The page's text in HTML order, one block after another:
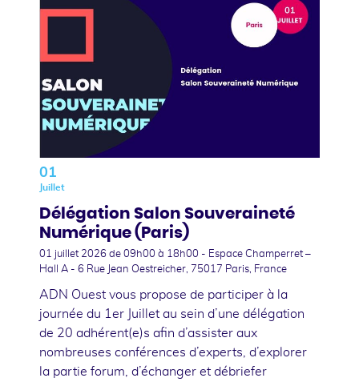
01
Juillet
Délégation Salon Souveraineté
Numérique (Paris)
01 juillet 2026 de 09h00 à 18h00 - Espace Champerret –
Hall A - 6 Rue Jean Oestreicher, 75017 Paris, France
ADN Ouest vous propose de participer à la
journée du 1er Juillet au sein d’une délégation
de 20 adhérent(e)s afin d’assister aux
nombreuses conférences d’experts, d’explorer
la partie forum, d’échanger et débriefer